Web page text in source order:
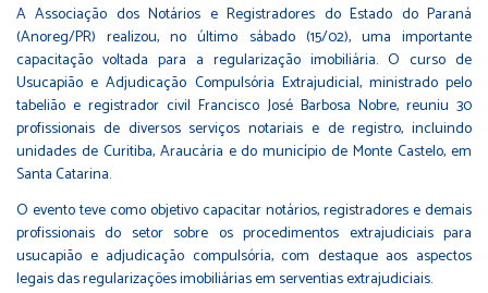
A Associação dos Notários e Registradores do Estado do Paraná
(Anoreg/PR) realizou, no último sábado (15/02), uma importante
capacitação voltada para a regularização imobiliária. O curso de
Usucapião e Adjudicação Compulsória Extrajudicial, ministrado pelo
tabelião e registrador civil Francisco José Barbosa Nobre, reuniu 30
profissionais de diversos serviços notariais e de registro, incluindo
unidades de Curitiba, Araucária e do município de Monte Castelo, em
Santa Catarina.
O evento teve como objetivo capacitar notários, registradores e demais
profissionais do setor sobre os procedimentos extrajudiciais para
usucapião e adjudicação compulsória, com destaque aos aspectos
legais das regularizações imobiliárias em serventias extrajudiciais.